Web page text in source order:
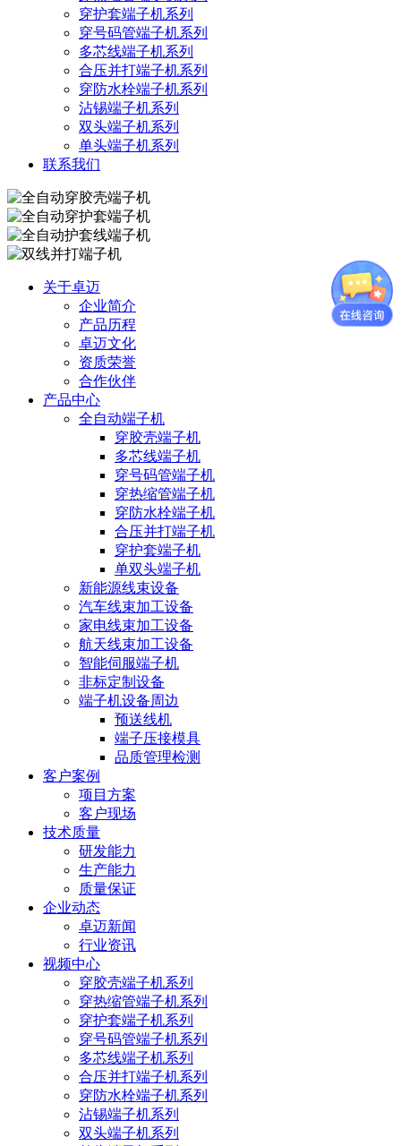
穿护套端子机系列
穿号码管端子机系列
多芯线端子机系列
合压并打端子机系列
穿防水栓端子机系列
沾锡端子机系列
双头端子机系列
单头端子机系列
联系我们
关于卓迈
企业简介
产品历程
卓迈文化
资质荣誉
合作伙伴
产品中心
全自动端子机
穿胶壳端子机
多芯线端子机
穿号码管端子机
穿热缩管端子机
穿防水栓端子机
合压并打端子机
穿护套端子机
单双头端子机
新能源线束设备
汽车线束加工设备
家电线束加工设备
航天线束加工设备
智能伺服端子机
非标定制设备
端子机设备周边
预送线机
端子压接模具
品质管理检测
客户案例
项目方案
客户现场
技术质量
研发能力
生产能力
质量保证
企业动态
卓迈新闻
行业资讯
视频中心
穿胶壳端子机系列
穿热缩管端子机系列
穿护套端子机系列
穿号码管端子机系列
多芯线端子机系列
合压并打端子机系列
穿防水栓端子机系列
沾锡端子机系列
双头端子机系列